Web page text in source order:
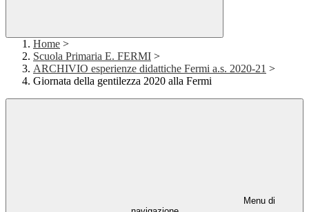
Home >
Scuola Primaria E. FERMI >
ARCHIVIO esperienze didattiche Fermi a.s. 2020-21 >
Giornata della gentilezza 2020 alla Fermi
Menu di